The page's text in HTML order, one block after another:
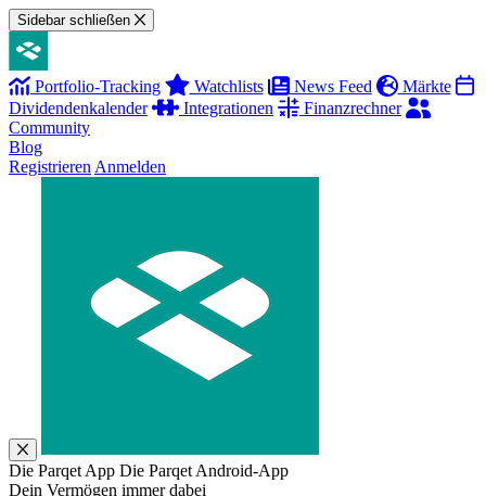
Sidebar schließen
Portfolio-Tracking Watchlists News Feed
Märkte
Dividendenkalender
Integrationen
Finanzrechner
Community
Blog
Registrieren Anmelden
Die Parqet App Die Parqet Android-App
Dein Vermögen immer dabei